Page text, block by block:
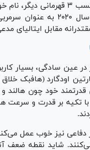
بازگشت به کپنهاگن و کسب ۳
مطرح کرد. سولباکن
مقابل ایتالیای
عین سادگی، بسیار
اودگارد (هافبک
خود چون هالند
تکیه بر قدرت و سرعت
دفاعی نیز خوب عمل